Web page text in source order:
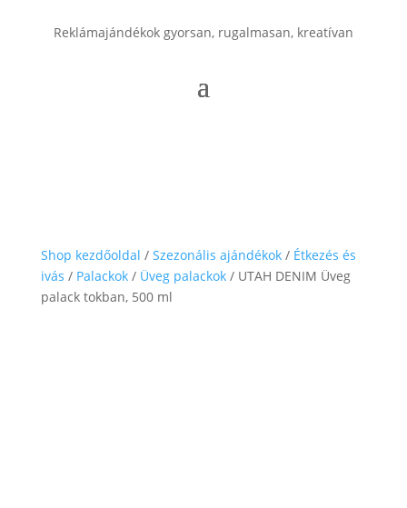
Reklámajándékok gyorsan, rugalmasan, kreatívan
Shop kezdőoldal / Szezonális ajándékok/ Étkezés és
ivás / Palackok/ Üveg palackok/ UTAH DENIM Üveg
palack tokban, 500 ml